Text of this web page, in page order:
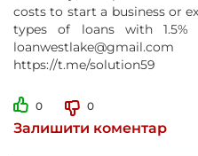
costs to start a business or
types of loans with 1.5%
https://t.me/solution59
0 0
Залишити коментар